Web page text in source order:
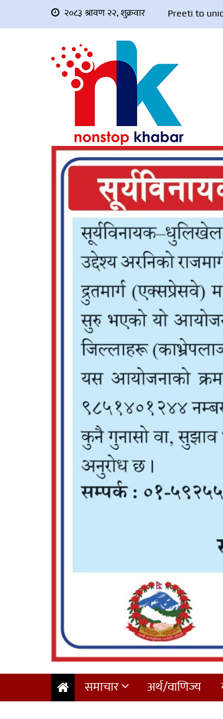
२०८३ श्रावण २२, शुक्रवार Preeti to
समाचार अर्थ/वाणिज्य